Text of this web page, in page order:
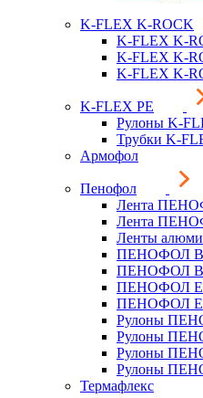
K-FLEX K-ROCK
K-FLEX K-
K-FLEX K-
K-FLEX K-
K-FLEX PE
Рулоны K-
Трубки K-
Армофол
Пенофол
Лента
Лента
Ленты
ПЕНОФОЛ
ПЕНОФОЛ
ПЕНОФОЛ
ПЕНОФОЛ
Рулоны
Рулоны
Рулоны
Рулоны
Термафлекс